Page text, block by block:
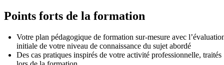
Points forts de la formation
Votre plan pédagogique de formation sur-mesure avec
initiale de votre niveau de connaissance du sujet abordé
Des cas pratiques inspirés de votre activité professionnelle, traités